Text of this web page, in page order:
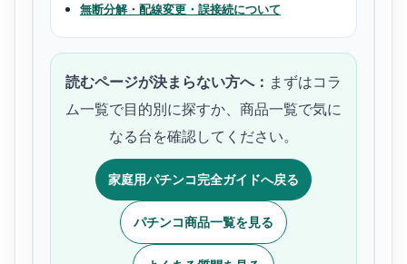
無断分解・配線変更・誤接続について
読むページが決まらない方へ： まずはコラ
ム一覧で目的別に探すか、商品一覧で気に
なる台を確認してください。
家庭用パチンコ完全ガイドへ戻る
パチンコ商品一覧を見る